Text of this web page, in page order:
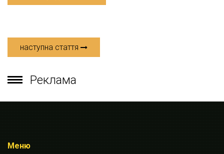
наступна стаття
Реклама
Меню